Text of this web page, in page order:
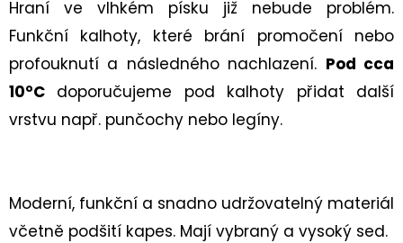
Hraní ve vlhkém písku již nebude problém.
Funkční kalhoty, které brání promočení nebo
profouknutí a následného nachlazení. Pod cca
10°C doporučujeme pod kalhoty přidat další
vrstvu např. punčochy nebo legíny.
Moderní, funkční a snadno udržovatelný materiál
včetně podšití kapes. Mají vybraný a vysoký sed.
BASIC
459
Kč